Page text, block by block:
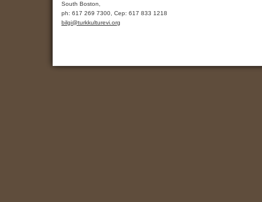
South Boston,
ph: 617 269 7300, Cep: 617 833 1218
bilgi@turkkulturevi .org